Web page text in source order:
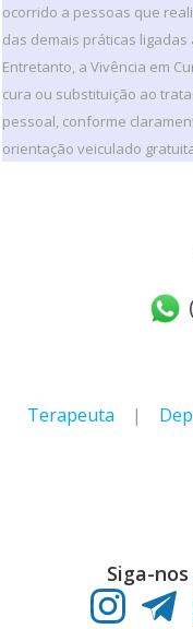
ocorrido a pessoas que
das demais práticas ligadas
Entretanto, a Vivência em
cura ou substituição ao
pessoal, conforme
orientação veiculado
Terapeuta |
Siga-